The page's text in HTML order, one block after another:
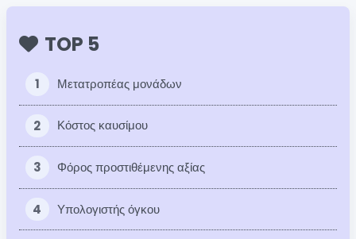
TOP 5
1 Μετατροπέας μονάδων
2 Κόστος καυσίμου
3 Φόρος προστιθέμενης αξίας
4 Υπολογιστής όγκου